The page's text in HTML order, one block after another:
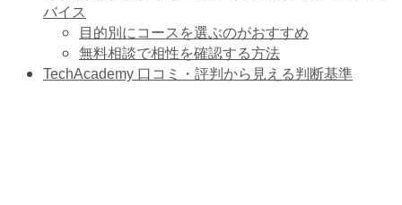
バイス
目的別にコースを選ぶのがおすすめ
無料相談で相性を確認する方法
TechAcademy 口コミ・評判から見える判断基準